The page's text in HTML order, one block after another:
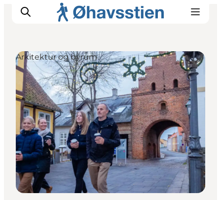
Inspiration
Vandreruter
Planlægning
Arkitektur og byrum